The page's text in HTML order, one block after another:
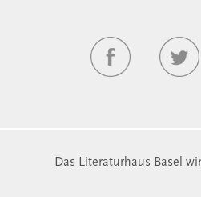
Das Literaturhaus Basel